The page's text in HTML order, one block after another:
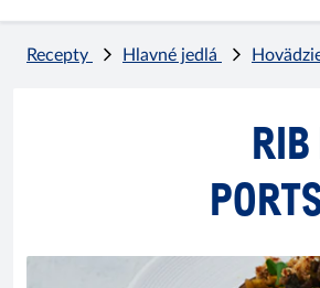
Recepty Hlavné jedlá